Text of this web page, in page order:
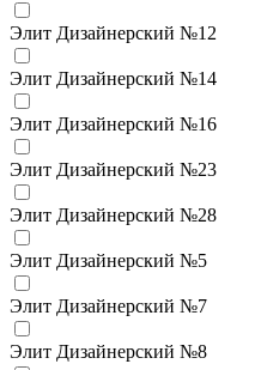
Элит Дизайнерский №12
Элит Дизайнерский №14
Элит Дизайнерский №16
Элит Дизайнерский №23
Элит Дизайнерский №28
Элит Дизайнерский №5
Элит Дизайнерский №7
Элит Дизайнерский №8